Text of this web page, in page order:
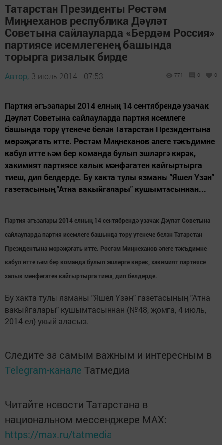
Татарстан Президенты Рөстәм
Миңнеханов республика Дәүләт
Советына сайлауларда «Бердәм Россия»
партиясе исемлегенең башында
торырга ризалык бирде
Автор, 3 июль 2014 - 07:53 771 0 0
Партия әгъзалары 2014 елның 14 сентябрендә узачак
Дәүләт Советына сайлауларда партия исемлеге
башында тору үтенече белән Татарстан Президентына
мөрәҗәгать итте. Рөстәм Миңнеханов әлеге тәкъдимне
кабул итте һәм бер команда булып эшләргә кирәк,
хакимият партиясе халык мәнфәгатен кайгыртырга
тиеш, дип белдерде. Бу хакта тулы язманы "Яшел Үзән"
газетасының "Атна вакыйгалары" кушымтасыннан...
Партия әгъзалары 2014 елның 14 сентябрендә узачак Дәүләт Советына
сайлауларда партия исемлеге башында тору үтенече белән Татарстан
Президентына мөрәҗәгать итте. Рөстәм Миңнеханов әлеге тәкъдимне
кабул итте һәм бер команда булып эшләргә кирәк, хакимият партиясе
халык мәнфәгатен кайгыртырга тиеш, дип белдерде.
Бу хакта тулы язманы "Яшел Үзән" газетасының "Атна
вакыйгалары" кушымтасыннан (№48, җомга, 4 июль,
2014 ел) укый аласыз.
Следите за самым важным и интересным в
Telegram-канале Татмедиа
Читайте новости Татарстана в
национальном мессенджере MАХ:
https://max.ru/tatmedia